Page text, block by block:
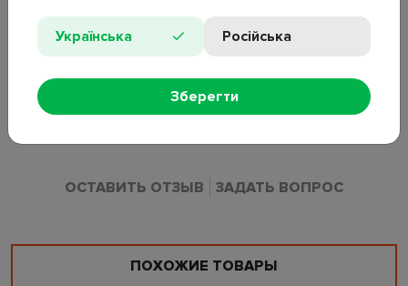
Вид стирки: машинная, ручная
Назначение: для всех типов тканей
Состав: 5–15% катионные ПАВ, бензизотиазолинон,
ОСТАВИТЬ ОТЗЫВ ЗАДАТЬ ВОПРОС
ПОХОЖИЕ ТОВАРЫ
Українська Російська
Зберегти